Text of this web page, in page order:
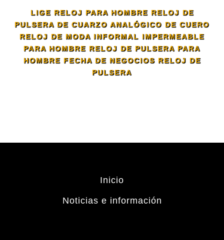
LIGE RELOJ PARA HOMBRE RELOJ DE
PULSERA DE CUARZO ANALÓGICO DE CUERO
RELOJ DE MODA INFORMAL IMPERMEABLE
PARA HOMBRE RELOJ DE PULSERA PARA
HOMBRE FECHA DE NEGOCIOS RELOJ DE
PULSERA
Inicio
Noticias e información